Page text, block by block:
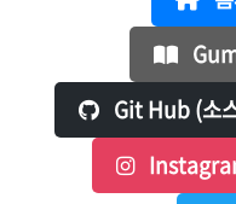
Git Hub (소